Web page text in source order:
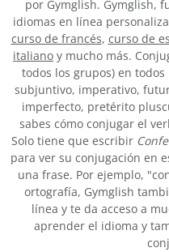
por Gymglish. Gymglish,
idiomas en línea
curso de francés, curso de
italiano y mucho más.
todos los grupos) en
subjuntivo, imperativo,
imperfecto, pretérito
sabes cómo conjugar el
Solo tiene que escribir
para ver su conjugación en
una frase. Por ejemplo,
ortografía, Gymglish
línea y te da acceso a
aprender el idioma y